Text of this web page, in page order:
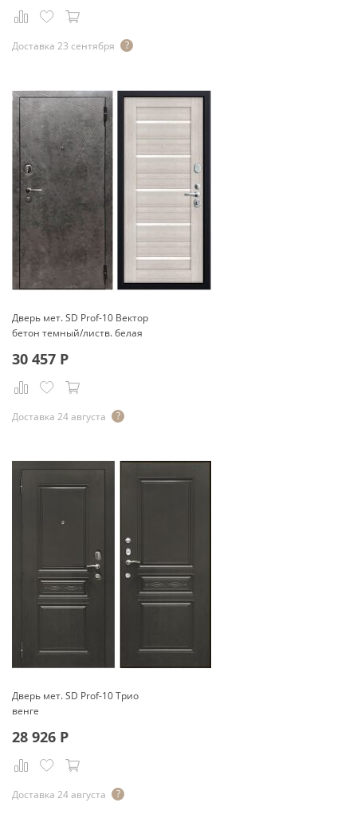
Доставка 23 сентября
Дверь мет. SD Prof-10 Вектор
бетон темный/листв. белая
30 457 Р
Доставка 24 августа
Дверь мет. SD Prof-10 Трио
венге
28 926 Р
Доставка 24 августа